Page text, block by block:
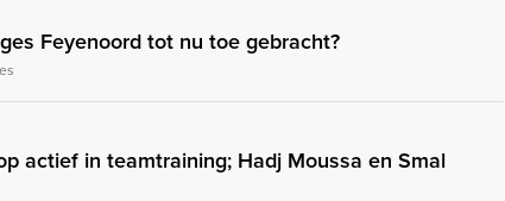
Feyenoord tot nu toe gebracht?
actief in teamtraining; Hadj Moussa en Smal